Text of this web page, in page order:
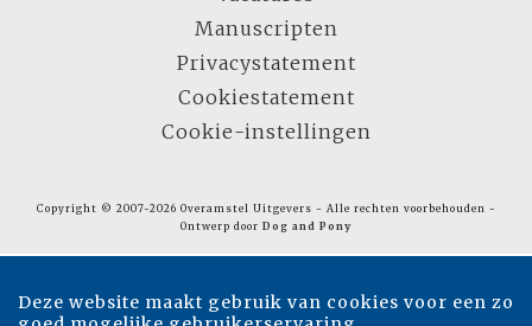
Manuscripten
Privacystatement
Cookiestatement
Cookie-instellingen
Copyright © 2007-2026 Overamstel Uitgevers - Alle rechten voorbehouden -
Ontwerp door Dog and Pony
Deze website maakt gebruik van cookies voor een zo